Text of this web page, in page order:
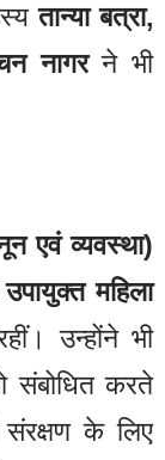
तान्या बत्रा,
नागरने भी
एवं व्यवस्था)
महिला
उन्होंने भी
संबोधित करते
संरक्षण के लिए